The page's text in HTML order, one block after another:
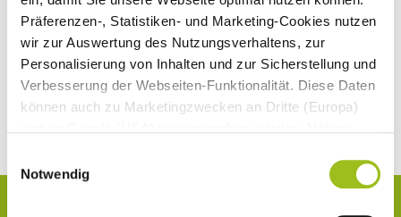
Präferenzen-, Statistiken- und Marketing-Cookies nutzen
wir zur Auswertung des Nutzungsverhaltens, zur
Personalisierung von Inhalten und zur Sicherstellung und
Verbesserung der Webseiten-Funktionalität. Diese Daten
können auch zu Marketingzwecken an Dritte (Europa)
unserenDatenschutzhinweisen Impressum
Notwendig
Verzeichnis der Studien und Quellen